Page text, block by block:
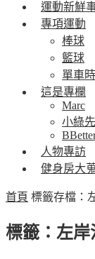
運動新鮮
專項運動
棒球
籃球
單車
這是專欄
Marc
小綠
人物專訪
健身房大
首頁 標籤存檔：
標籤：左岸